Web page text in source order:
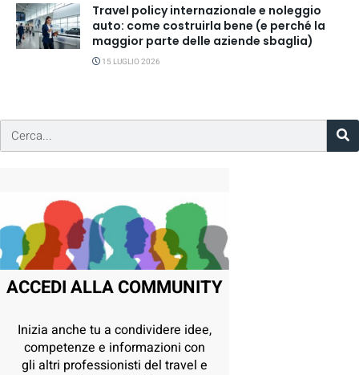
Travel policy internazionale e noleggio
auto: come costruirla bene (e perché la
maggior parte delle aziende sbaglia)
15 LUGLIO 2026
ACCEDI ALLA COMMUNITY
Inizia anche tu a condividere idee,
competenze e informazioni con
gli altri professionisti del travel e